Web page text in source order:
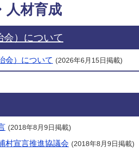
人材育成
会）について
会）について (2026年6月15日掲載)
(2018年8月9日掲載)
村宣言推進協議会 (2018年8月9日掲載)